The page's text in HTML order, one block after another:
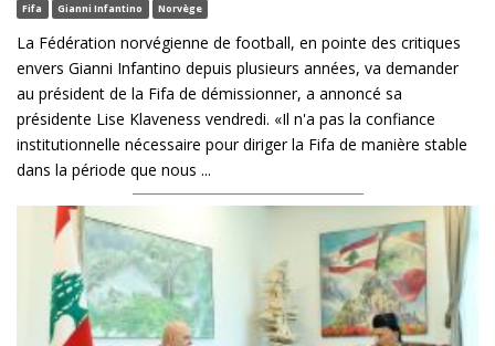
Fifa Gianni Infantino Norvège
La Fédération norvégienne de football, en pointe des critiques
envers Gianni Infantino depuis plusieurs années, va demander
au président de la Fifa de démissionner, a annoncé sa
présidente Lise Klaveness vendredi. «Il n'a pas la confiance
institutionnelle nécessaire pour diriger la Fifa de manière stable
dans la période que nous ...